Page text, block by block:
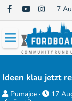
7
Ideen klau jetzt
E
Pumajoe
E
17